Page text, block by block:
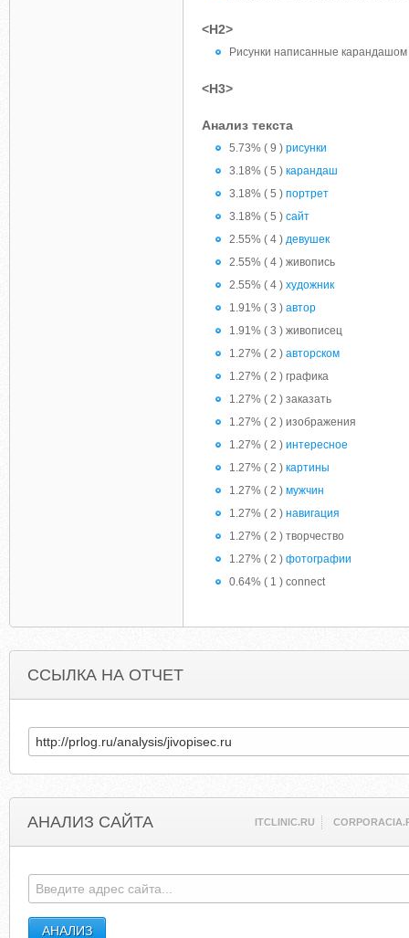
<H2>
Рисунки написанные карандашом
<H3>
Анализ текста
5.73% ( 9 ) рисунки
3.18% ( 5 ) карандаш
3.18% ( 5 ) портрет
3.18% ( 5 ) сайт
2.55% ( 4 ) девушек
2.55% ( 4 ) живопись
2.55% ( 4 ) художник
1.91% ( 3 ) автор
1.91% ( 3 ) живописец
1.27% ( 2 ) авторском
1.27% ( 2 ) графика
1.27% ( 2 ) заказать
1.27% ( 2 ) изображения
1.27% ( 2 ) интересное
1.27% ( 2 ) картины
1.27% ( 2 ) мужчин
1.27% ( 2 ) навигация
1.27% ( 2 ) творчество
1.27% ( 2 ) фотографии
0.64% ( 1 ) connect
ССЫЛКА НА ОТЧЕТ
АНАЛИЗ САЙТА ITCLINIC.RU